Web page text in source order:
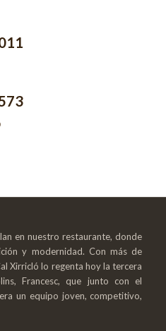
en nuestro restaurante, donde
y modernidad. Con más de
Xirricló lo regenta hoy la tercera
Francesc, que junto con el
un equipo joven, competitivo,